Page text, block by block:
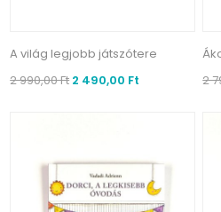
A világ legjobb játszótere
2 990,00 Ft 2 490,00 Ft
2